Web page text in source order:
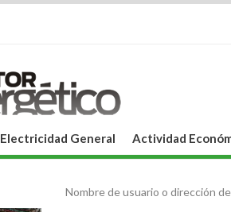
Electricidad General Actividad
Nombre de usuario o dirección